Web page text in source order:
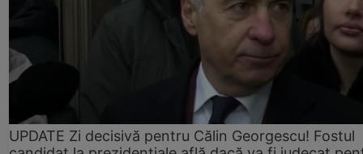
UPDATE Zi decisivă pentru Călin Georgescu! Fostul